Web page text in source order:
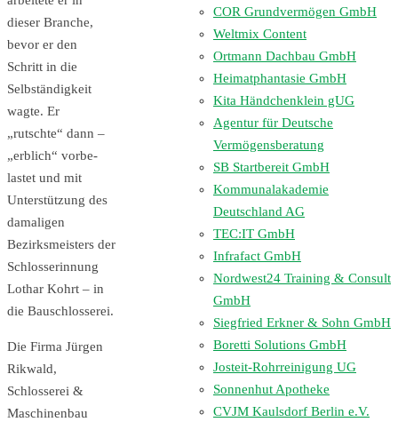
dieser Branche,
bevor er den
Schritt in die
Selbständigkeit
wagte. Er
„rutschte“ dann –
„erblich“ vorbe­
lastet und mit
Unterstützung des
damaligen
Bezirksmeisters der
Schlosserinnung
Lothar Kohrt – in
die Bauschlosserei.
Die Firma Jürgen
Rikwald,
Schlosserei &
Maschinenbau
COR Grundvermögen GmbH
Weltmix Content
Ortmann Dachbau GmbH
Heimatphantasie GmbH
Kita Händchenklein gUG
Agentur für Deutsche
Vermögensberatung
SB Startbereit GmbH
Kommunalakademie
Deutschland AG
TEC:IT GmbH
Infrafact GmbH
Nordwest24 Training & Consult
GmbH
Siegfried Erkner & Sohn GmbH
Boretti Solutions GmbH
Josteit-Rohrreinigung UG
Sonnenhut Apotheke
CVJM Kaulsdorf Berlin e.V.